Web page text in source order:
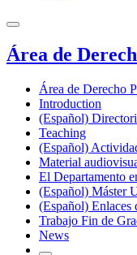
Área de
Área de Derecho
Introduction
(Español)
Teaching
(Español)
Material
El Departamento
(Español) Máster
(Español) Enlaces
Trabajo Fin de
News